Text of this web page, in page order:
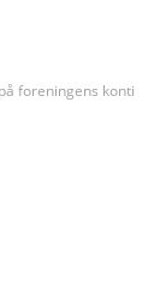
foreningens konti